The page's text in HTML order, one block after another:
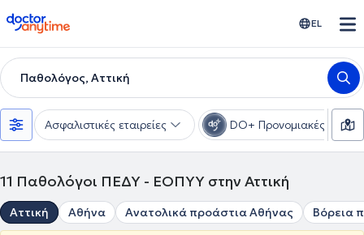
doctoranytime EL
Παθολόγος, Αττική
Ασφαλιστικές εταιρείες DO+ Προνομιακές τιμές
11 Παθολόγοι ΠΕΔΥ - ΕΟΠΥΥ στην Αττική
Αττική Αθήνα Ανατολικά προάστια Αθήνας Βόρεια